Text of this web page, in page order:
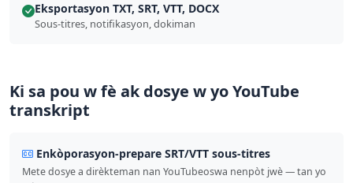
Eksportasyon TXT, SRT, VTT, DOCX
Sous-titres, notifikasyon, dokiman
Ki sa pou w fè ak dosye w yo YouTube
transkript
Enkòporasyon-prepare SRT/VTT sous-titres
Mete dosye a dirèkteman nan YouTubeoswa nenpòt jwè — tan yo